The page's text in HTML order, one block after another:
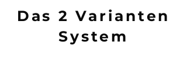
Das 2 Varianten
System